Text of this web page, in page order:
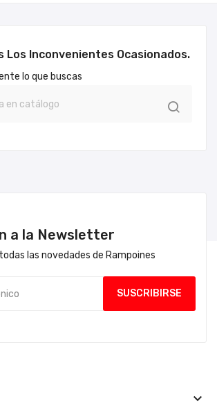
Los Inconvenientes Ocasionados.
lo que buscas
a la Newsletter
las novedades de Rampoines
keyboard_arrow_down